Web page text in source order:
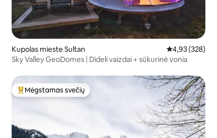
Kupolas mieste Sultan Vidutinis
4,93 (328)
Sky Valley GeoDomes | Dideli vaizdai + sūkurinė vonia
Svečių mėgstamiausias
Mėgstamas svečių